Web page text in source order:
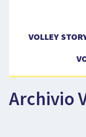
VOLLEY
Archivio